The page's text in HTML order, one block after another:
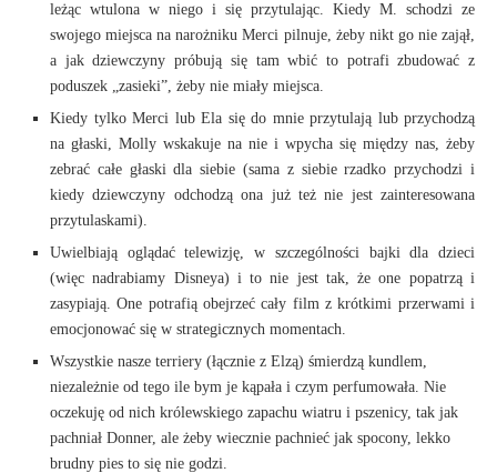
leżąc wtulona w niego i się przytulając. Kiedy M. schodzi ze
swojego miejsca na narożniku Merci pilnuje, żeby nikt go nie zajął,
a jak dziewczyny próbują się tam wbić to potrafi zbudować z
poduszek „zasieki”, żeby nie miały miejsca.
Kiedy tylko Merci lub Ela się do mnie przytulają lub przychodzą
na głaski, Molly wskakuje na nie i wpycha się między nas, żeby
zebrać całe głaski dla siebie (sama z siebie rzadko przychodzi i
kiedy dziewczyny odchodzą ona już też nie jest zainteresowana
przytulaskami).
Uwielbiają oglądać telewizję, w szczególności bajki dla dzieci
(więc nadrabiamy Disneya) i to nie jest tak, że one popatrzą i
zasypiają. One potrafią obejrzeć cały film z krótkimi przerwami i
emocjonować się w strategicznych momentach.
Wszystkie nasze terriery (łącznie z Elzą) śmierdzą kundlem,
niezależnie od tego ile bym je kąpała i czym perfumowała. Nie
oczekuję od nich królewskiego zapachu wiatru i pszenicy, tak jak
pachniał Donner, ale żeby wiecznie pachnieć jak spocony, lekko
brudny pies to się nie godzi.